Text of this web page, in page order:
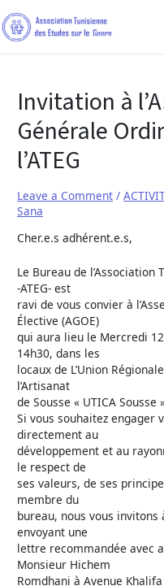
Invitation à
Générale
l’ATEG
Leave a Comment /
Sana
Cher.e.s adhérent.e.s,
Le Bureau de l’Association
-ATEG- est
ravi de vous convier à
Élective (AGOE)
qui aura lieu le Mercredi
14h30, dans les
locaux de L’Union
l’Artisanat
de Sousse « UTICA Sousse
Si vous souhaitez
directement au
développement et au
le respect de
ses valeurs, de ses
membre du
bureau, nous vous
envoyant une
lettre recommandée avec
Monsieur Hichem
Romdhani à Avenue